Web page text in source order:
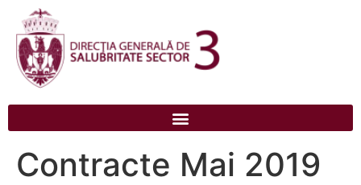
conținut
Contracte Mai 2019